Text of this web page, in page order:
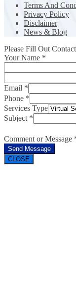
Terms And
Privacy Policy
Disclaimer
News & Blog
Please Fill Out
Your Name *
Email *
Phone *
Services Type
Subject *
Comment or Message
Send Message
CLOSE